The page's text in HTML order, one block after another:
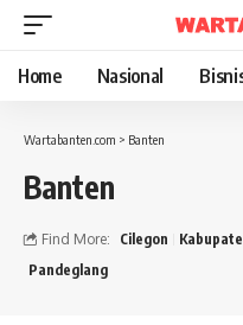
Home Nasional
Wartabanten.com > Banten
Banten
Find More: Cilegon
Pandeglang